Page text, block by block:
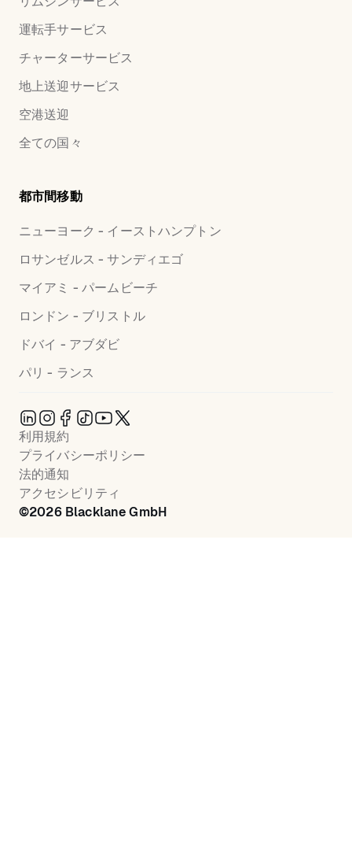
運転手サービス
チャーターサービス
地上送迎サービス
空港送迎
全ての国々
都市間移動
ニューヨーク - イーストハンプトン
ロサンゼルス - サンディエゴ
マイアミ - パームビーチ
ロンドン - ブリストル
ドバイ - アブダビ
パリ - ランス
©2026Blacklane GmbH
利用規約
プライバシーポリシー
法的通知
アクセシビリティ